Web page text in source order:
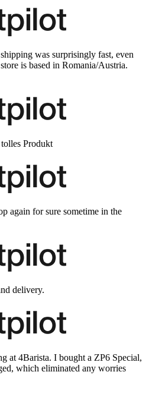
was surprisingly fast, even
is based in Romania/Austria.
Produkt
again for sure sometime in the
delivery.
at 4Barista. I bought a ZP6 Special,
which eliminated any worries